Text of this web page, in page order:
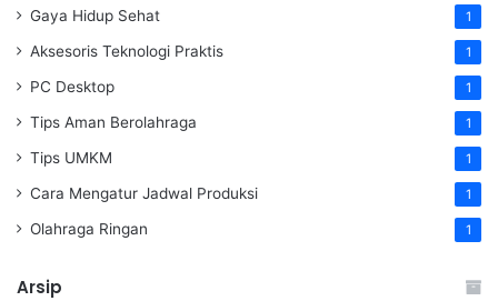
Gaya Hidup Sehat 1
Aksesoris Teknologi Praktis 1
PC Desktop 1
Tips Aman Berolahraga 1
Tips UMKM 1
Cara Mengatur Jadwal Produksi 1
Olahraga Ringan 1
Arsip